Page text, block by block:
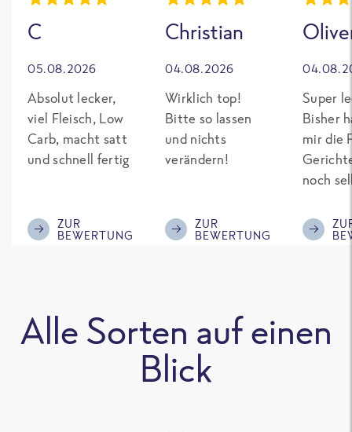
C
05.08.2026
Absolut lecker,
viel Fleisch, Low
Carb, macht satt
und schnell fertig
ZUR
BEWERTUNG
Christian
04.08.2026
Wirklich top!
Bitte so lassen
und nichts
verändern!
ZUR
BEWERTUNG
Super
Bisher
mir die
noch
Eiweiß.
was
Alle Sorten auf einen
Blick